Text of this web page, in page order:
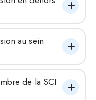
au sein
de la SCI